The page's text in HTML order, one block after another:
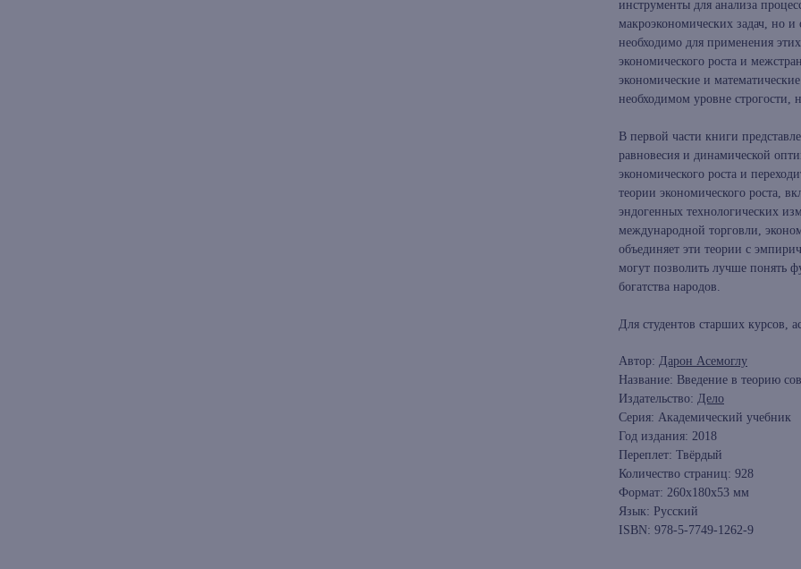
инструменты для анализа
макроэкономических задач, но
необходимо для применения
экономического роста и
экономические и
необходимом уровне строгости,
В первой части книги
равновесия и динамической
экономического роста и
теории экономического роста,
эндогенных технологических
международной торговли,
объединяет эти теории с
могут позволить лучше понять
богатства народов.
Для студентов старших курсов,
Автор: Дарон Асемоглу
Название: Введение в теорию
Издательство: Дело
Серия: Академический учебник
Год издания: 2018
Переплет: Твёрдый
Количество страниц: 928
Формат: 260x180x53 мм
Язык: Русский
ISBN: 978-5-7749-1262-9